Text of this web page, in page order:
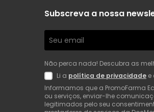
Subscreva a nossa
Não perca nada! Descubra as
Li a política de privacidade e
Informamos que a PromoFarma
ou serviços, enviar-lhe
legitimados pelo seu